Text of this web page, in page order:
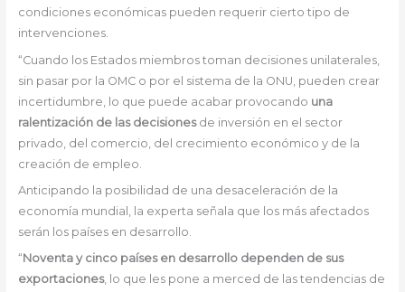
condiciones económicas pueden requerir cierto tipo de
intervenciones.
“Cuando los Estados miembros toman decisiones unilaterales,
sin pasar por la OMC o por el sistema de la ONU, pueden crear
incertidumbre, lo que puede acabar provocando una
ralentización de las decisiones de inversión en el sector
privado, del comercio, del crecimiento económico y de la
creación de empleo.
Anticipando la posibilidad de una desaceleración de la
economía mundial, la experta señala que los más afectados
serán los países en desarrollo.
“Noventa y cinco países en desarrollo dependen de sus
exportaciones, lo que les pone a merced de las tendencias de